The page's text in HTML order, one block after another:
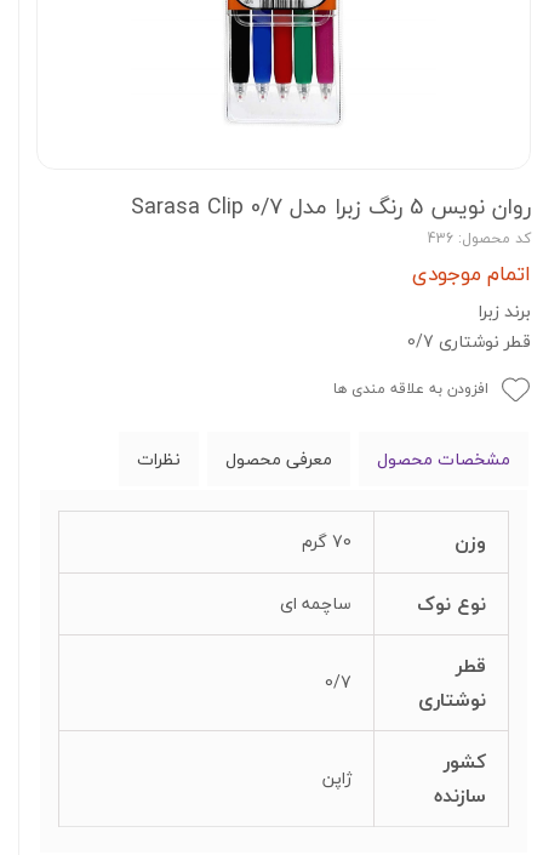
روان نویس 5 رنگ زبرا مدل Sarasa Clip 0/7
کد محصول: 436
اتمام موجودی
برند زبرا
قطر نوشتاری 0/7
افزودن به علاقه مندی ها
مشخصات محصول معرفی محصول نظرات
وزن 70 گرم
نوع نوک ساچمه ای
قطر
نوشتاری
0/7
کشور
سازنده
ژاپن